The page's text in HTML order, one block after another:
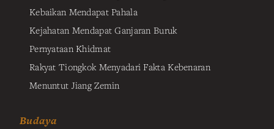
Kebaikan Mendapat Pahala
Kejahatan Mendapat Ganjaran Buruk
Pernyataan Khidmat
Rakyat Tiongkok Menyadari Fakta Kebenaran
Menuntut Jiang Zemin
Budaya